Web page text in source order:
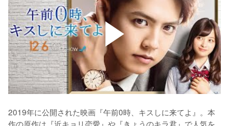
2019年に公開された映画『午前0時、キスしに来てよ』。本
作の原作は『近キョリ恋愛』や『きょうのキラ君』で人気を